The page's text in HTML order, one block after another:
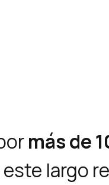
más de
este largo